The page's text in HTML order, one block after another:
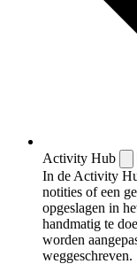
Activity Hub
In de Activity
notities of een
opgeslagen in
handmatig te
worden
weggeschreven.